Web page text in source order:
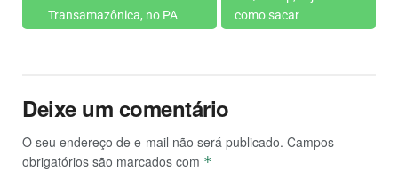
Transamazônica, no PA
como sacar
Deixe um comentário
O seu endereço de e-mail não será publicado. Campos
obrigatórios são marcados com *